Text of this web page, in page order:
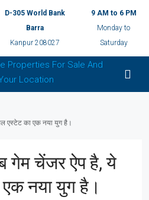
D-305 World Bank
Barra
Kanpur 208027
9 AM to 6 PM
Monday to
Saturday
एस्टेट का एक नया युग है।
गेम चेंजर ऐप है, ये
नया युग है।